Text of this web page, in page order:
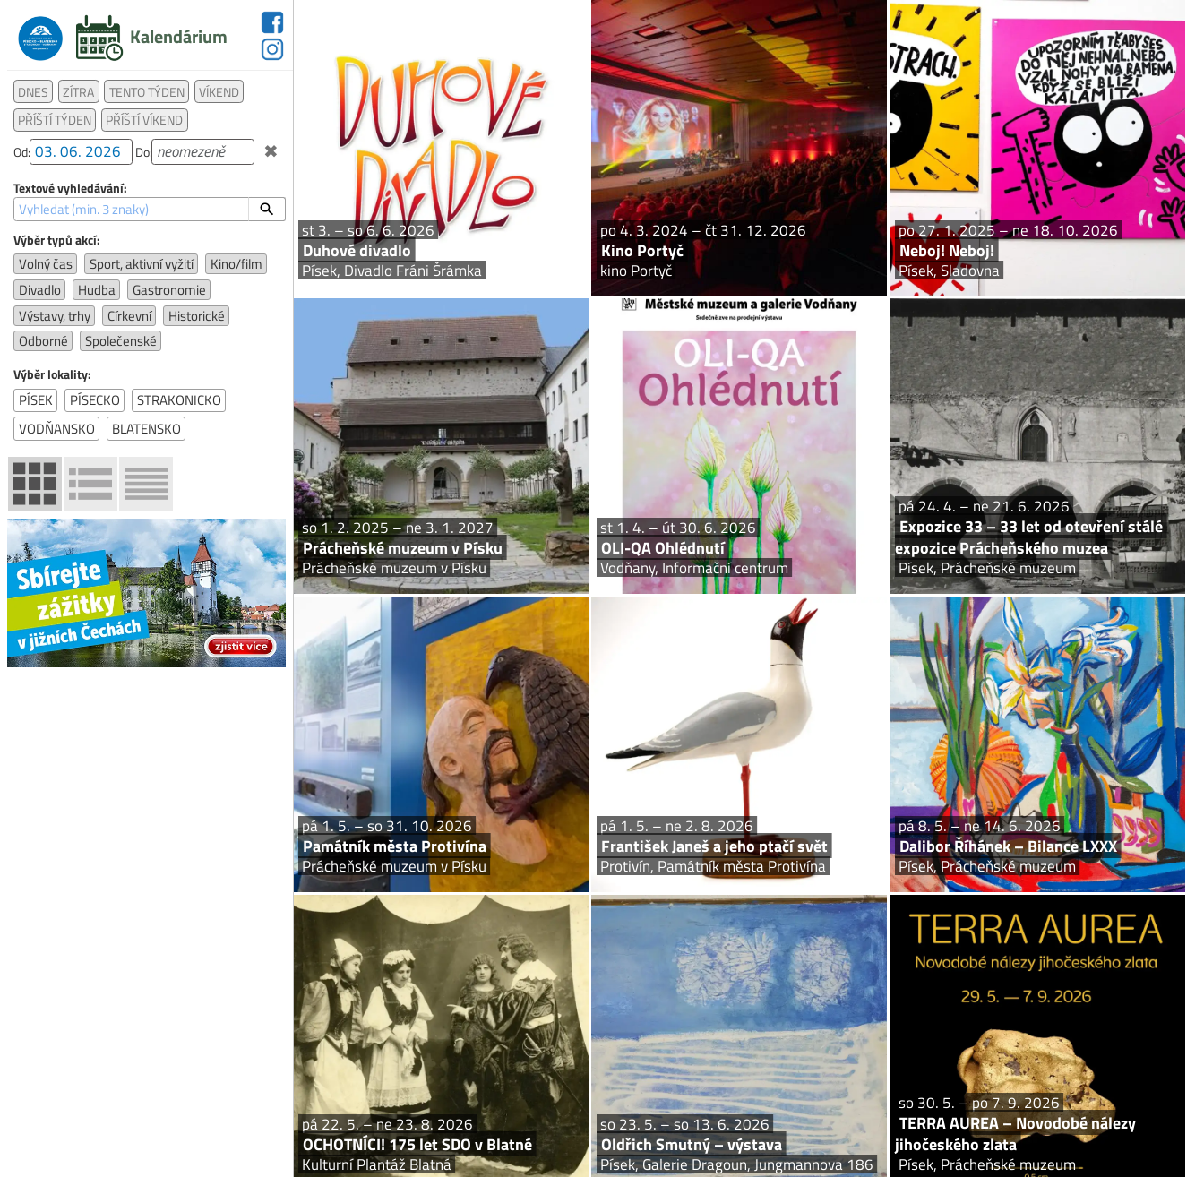
Kalendárium
DNES ZÍTRA TENTO TÝDEN
VÍKEND
PŘÍŠTÍ TÝDEN
PŘÍŠTÍ VÍKEND
Od:
Do: ✖
Textové vyhledávání:
Výběr typů akcí:
Volný čas Sport, aktivní vyžití
Kino/film
Divadlo
Hudba
Gastronomie
Výstavy, trhy
Církevní
Historické
Odborné
Společenské
Výběr lokality:
PÍSEK PÍSECKO
STRAKONICKO
VODŇANSKO
BLATENSKO
st 3. – so 6. 6. 2026
Duhové divadlo
Písek, Divadlo Fráni Šrámka
Písek, Divadlo Fráni Šrámka
19. ročník celostátní přehlídky divadelních
představení waldorfských škol Celostátní divadelní
přehlídka waldorfských škol se zahraniční účastí
Využití všech divadelních a několika hudebních...
po 4. 3. 2024 – čt 31. 12. 2026
Kino Portyč
kino Portyč
po 4. 3. 2024 – čt 31. 12. 2026
Kino Portyč
kino Portyč
Kino Portyč
po 27. 1. 2025 – ne 18. 10. 2026
Neboj! Neboj!
Písek, Sladovna
po 27. 1. 2025 – ne 18. 10. 2026
Neboj! Neboj!
Písek, Sladovna
Zážitková výstava o strachu a o tom, proč
se ho nebát. Strach je náš pradávný společník!
Rodíme se s ním a potkáváme ho celý život. Je jednou
ze čtyř základních lidských emocí, stejně tak jako...
so 1. 2. 2025 – ne 3. 1. 2027
Prácheňské muzeum v Písku
Prácheňské muzeum v Písku
so 1. 2. 2025 – ne 3. 1. 2027
Prácheňské muzeum v Písku
Prácheňské muzeum v Písku
Expozice Prácheňského muzea v Písku – to je uvnitř
píseckého hradu ukrytá historie, umění, architektura,
příroda, živé ryby, geologie, archeologie...
st 1. 4. – út 30. 6. 2026
OLI-QA Ohlédnutí
Vodňany, Informační centrum
st 1. 4. – út 30. 6. 2026
OLI-QA Ohlédnutí
Vodňany, Informační centrum
komentovaná prohlídka – St 8. duben – 16.00 hodin
obrazy – šperky – rituály Výstava je prodejní.
pá 24. 4. – ne 21. 6. 2026
Expozice 33 – 33 let od otevření stálé
expozice Prácheňského muzea
Písek, Prácheňské muzeum
pá 24. 4. – ne 21. 6. 2026
Expozice 33 – 33 let od otevření stálé
expozice Prácheňského muzea
Písek, Prácheňské muzeum
Písek v 90. letech: rekonstrukce muzea, vznik nové
expozice a úspěšné výstavní projekty.
pá 1. 5. – so 31. 10. 2026
Památník města Protivína
Prácheňské muzeum v Písku
pá 1. 5. – so 31. 10. 2026
Památník města Protivína
Prácheňské muzeum v Písku
Otevírací doba: květen – říjen. Pondělí zavřeno. Úterý
– neděle 9-12, 13-16 hod
pá 1. 5. – ne 2. 8. 2026
František Janeš a jeho ptačí svět
Protivín, Památník města Protivína
pá 1. 5. – ne 2. 8. 2026
František Janeš a jeho ptačí svět
Protivín, Památník města Protivína
Unikátní soubor vyřezávaných malovaných dřevěných
ptáčků rodáka z Tálína se poprvé představuje
pá 8. 5. – ne 14. 6. 2026
Dalibor Říhánek – Bilance LXXX
Písek, Prácheňské muzeum
pá 8. 5. – ne 14. 6. 2026
Dalibor Říhánek – Bilance LXXX
Písek, Prácheňské muzeum
„Umění je akt víry, kterou vyznávám tím, že tvořím.“
Výstava se uskuteční u příležitosti životního jubilea
píseckého malíře. Vernisáž čtvrtek 7....
pá 22. 5. – ne 23. 8. 2026
OCHOTNÍCI! 175 let SDO v Blatné
Kulturní Plantáž Blatná
pá 22. 5. – ne 23. 8. 2026
OCHOTNÍCI! 175 let SDO v Blatné
Kulturní Plantáž Blatná
V letošním roce uplyne 175 let od chvíle, kdy byl
v létě roku 1851 založen Spolek divadelních
ochotníků v Blatné. U jeho zrodu stál učitel Josef
Martinovský, který se do Blatné přistěhoval z...
so 23. 5. – so 13. 6. 2026
Oldřich Smutný – výstava
Písek, Galerie Dragoun, Jungmannova 186
so 23. 5. – so 13. 6. 2026
Oldřich Smutný – výstava
Písek, Galerie Dragoun, Jungmannova 186
V roce 2025 uplynulo 100 let od narození Oldřicha
Smutného. Výstavou v Galerii Dragoun připomeneme
jeho mimořádný přínos českému výtvarnému umění...
so 30. 5. – po 7. 9. 2026
TERRA AUREA – Novodobé nálezy
jihočeského zlata
Písek, Prácheňské muzeum
so 30. 5. – po 7. 9. 2026
TERRA AUREA – Novodobé nálezy
jihočeského zlata
Písek, Prácheňské muzeum
Odhalujeme akvizici největšího zdokumentovaného
o celkové hmotnosti 237 g vévodí unikátní nuget...